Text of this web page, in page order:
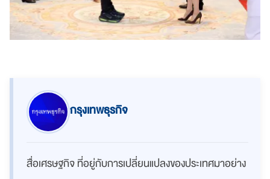
กรุงเทพธุรกิจ
สื่อเศรษฐกิจ ที่อยู่กับการเปลี่ยนแปลงของประเทศมาอย่าง